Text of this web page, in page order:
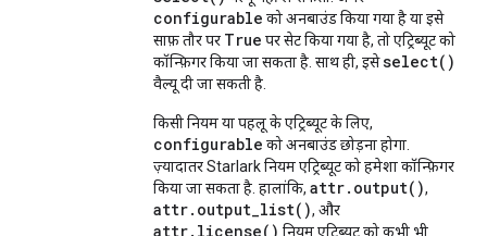
configurable को अनबाउंड किया गया है या इसे
साफ़ तौर पर True पर सेट किया गया है, तो एट्रिब्यूट को
कॉन्फ़िगर किया जा सकता है. साथ ही, इसेselect()
वैल्यू दी जा सकती है.
किसी नियम या पहलू के एट्रिब्यूट के लिए,
configurable को अनबाउंड छोड़ना होगा.
ज़्यादातर Starlark नियम एट्रिब्यूट को हमेशा कॉन्फ़िगर
किया जा सकता है. हालांकि, attr.output(),
attr.output_list(), और
attr.license() नियम एट्रिब्यूट को कभी भी